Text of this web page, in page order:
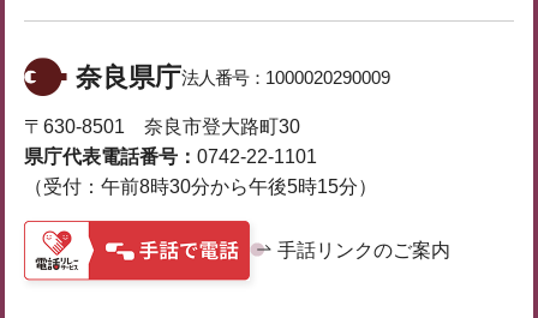
奈良県庁法人番号： 1000020290009
〒630-8501 奈良市登大路町30
県庁代表電話番号： 0742-22-1101
（受付：午前8時30分から午後5時15分）
手話リンクのご案内